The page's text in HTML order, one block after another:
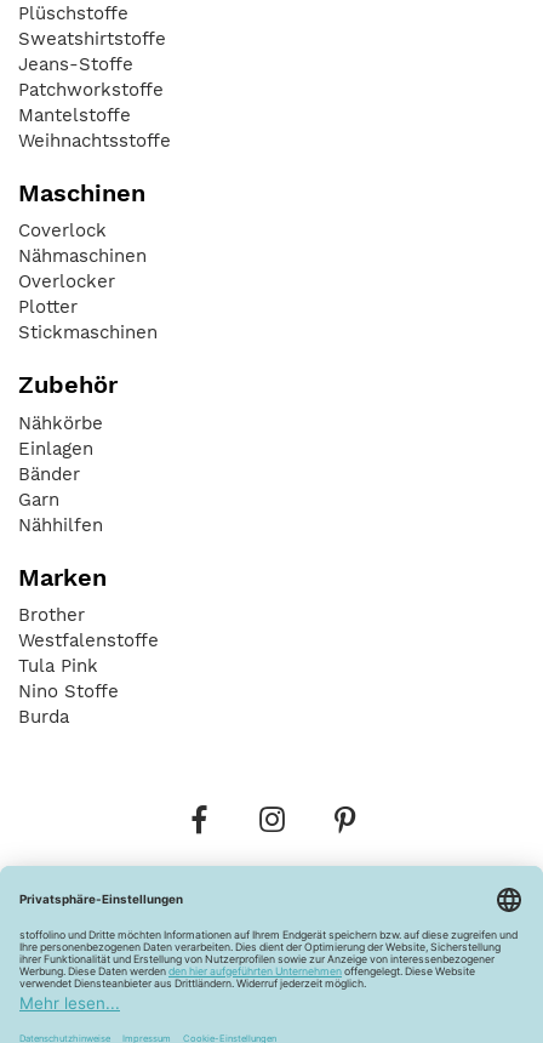
Plüschstoffe
Sweatshirtstoffe
Jeans-Stoffe
Patchworkstoffe
Mantelstoffe
Weihnachtsstoffe
Maschinen
Coverlock
Nähmaschinen
Overlocker
Plotter
Stickmaschinen
Zubehör
Nähkörbe
Einlagen
Bänder
Garn
Nähhilfen
Marken
Brother
Westfalenstoffe
Tula Pink
Nino Stoffe
Burda
Widerrufsbelehrung Vertrag widerrufen
Barrierefreiheitserklärung